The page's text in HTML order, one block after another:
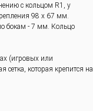
с кольцом R1, у
98 х 67 мм.
бокам - 7 мм. Кольцо
(игровых или
сетка, которая крепится на